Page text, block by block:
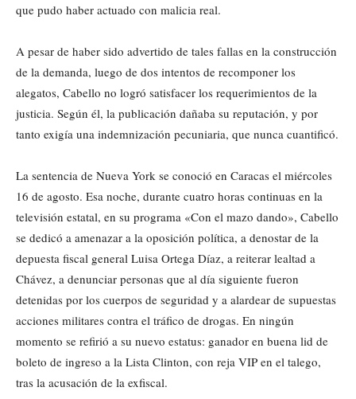
que pudo haber actuado con malicia real.
A pesar de haber sido advertido de tales fallas en la construcción
de la demanda, luego de dos intentos de recomponer los
alegatos, Cabello no logró satisfacer los requerimientos de la
justicia. Según él, la publicación dañaba su reputación, y por
tanto exigía una indemnización pecuniaria, que nunca cuantificó.
La sentencia de Nueva York se conoció en Caracas el miércoles
16 de agosto. Esa noche, durante cuatro horas continuas en la
televisión estatal, en su programa «Con el mazo dando», Cabello
se dedicó a amenazar a la oposición política, a denostar de la
depuesta fiscal general Luisa Ortega Díaz, a reiterar lealtad a
Chávez, a denunciar personas que al día siguiente fueron
detenidas por los cuerpos de seguridad y a alardear de supuestas
acciones militares contra el tráfico de drogas. En ningún
momento se refirió a su nuevo estatus: ganador en buena lid de
boleto de ingreso a la Lista Clinton, con reja VIP en el talego,
tras la acusación de la exfiscal.